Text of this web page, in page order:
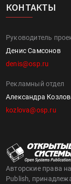
КОНТАКТЫ
Руководитель
Денис Самсонов
denis@osp.ru
Рекламный отдел
Александра
kozlova@osp.ru
Авторские права
Publish,